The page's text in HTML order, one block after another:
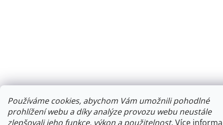
Používáme cookies, abychom Vám umožnili pohodlné
prohlížení webu a díky analýze provozu webu neustále
zlepšovali jeho funkce, výkon a použitelnost. Více